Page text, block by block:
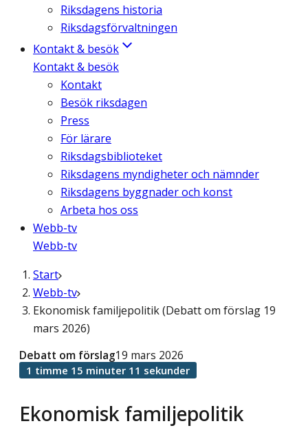
Riksdagens historia
Riksdagsförvaltningen
Kontakt & besök
Kontakt & besök
Kontakt
Besök riksdagen
Press
För lärare
Riksdagsbiblioteket
Riksdagens myndigheter och nämnder
Riksdagens byggnader och konst
Arbeta hos oss
Webb-tv
Webb-tv
Start
Webb-tv
Ekonomisk familjepolitik (Debatt om förslag 19
mars 2026)
Ekonomisk familjepolitik
Debatt om förslag19 mars 2026
1 timme 15 minuter 11 sekunder